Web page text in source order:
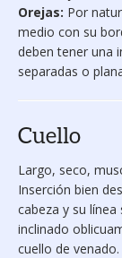
Orejas: Por
medio con su
deben tener una
separadas o
Cuello
Largo, seco,
Inserción bien
cabeza y su
inclinado
cuello de